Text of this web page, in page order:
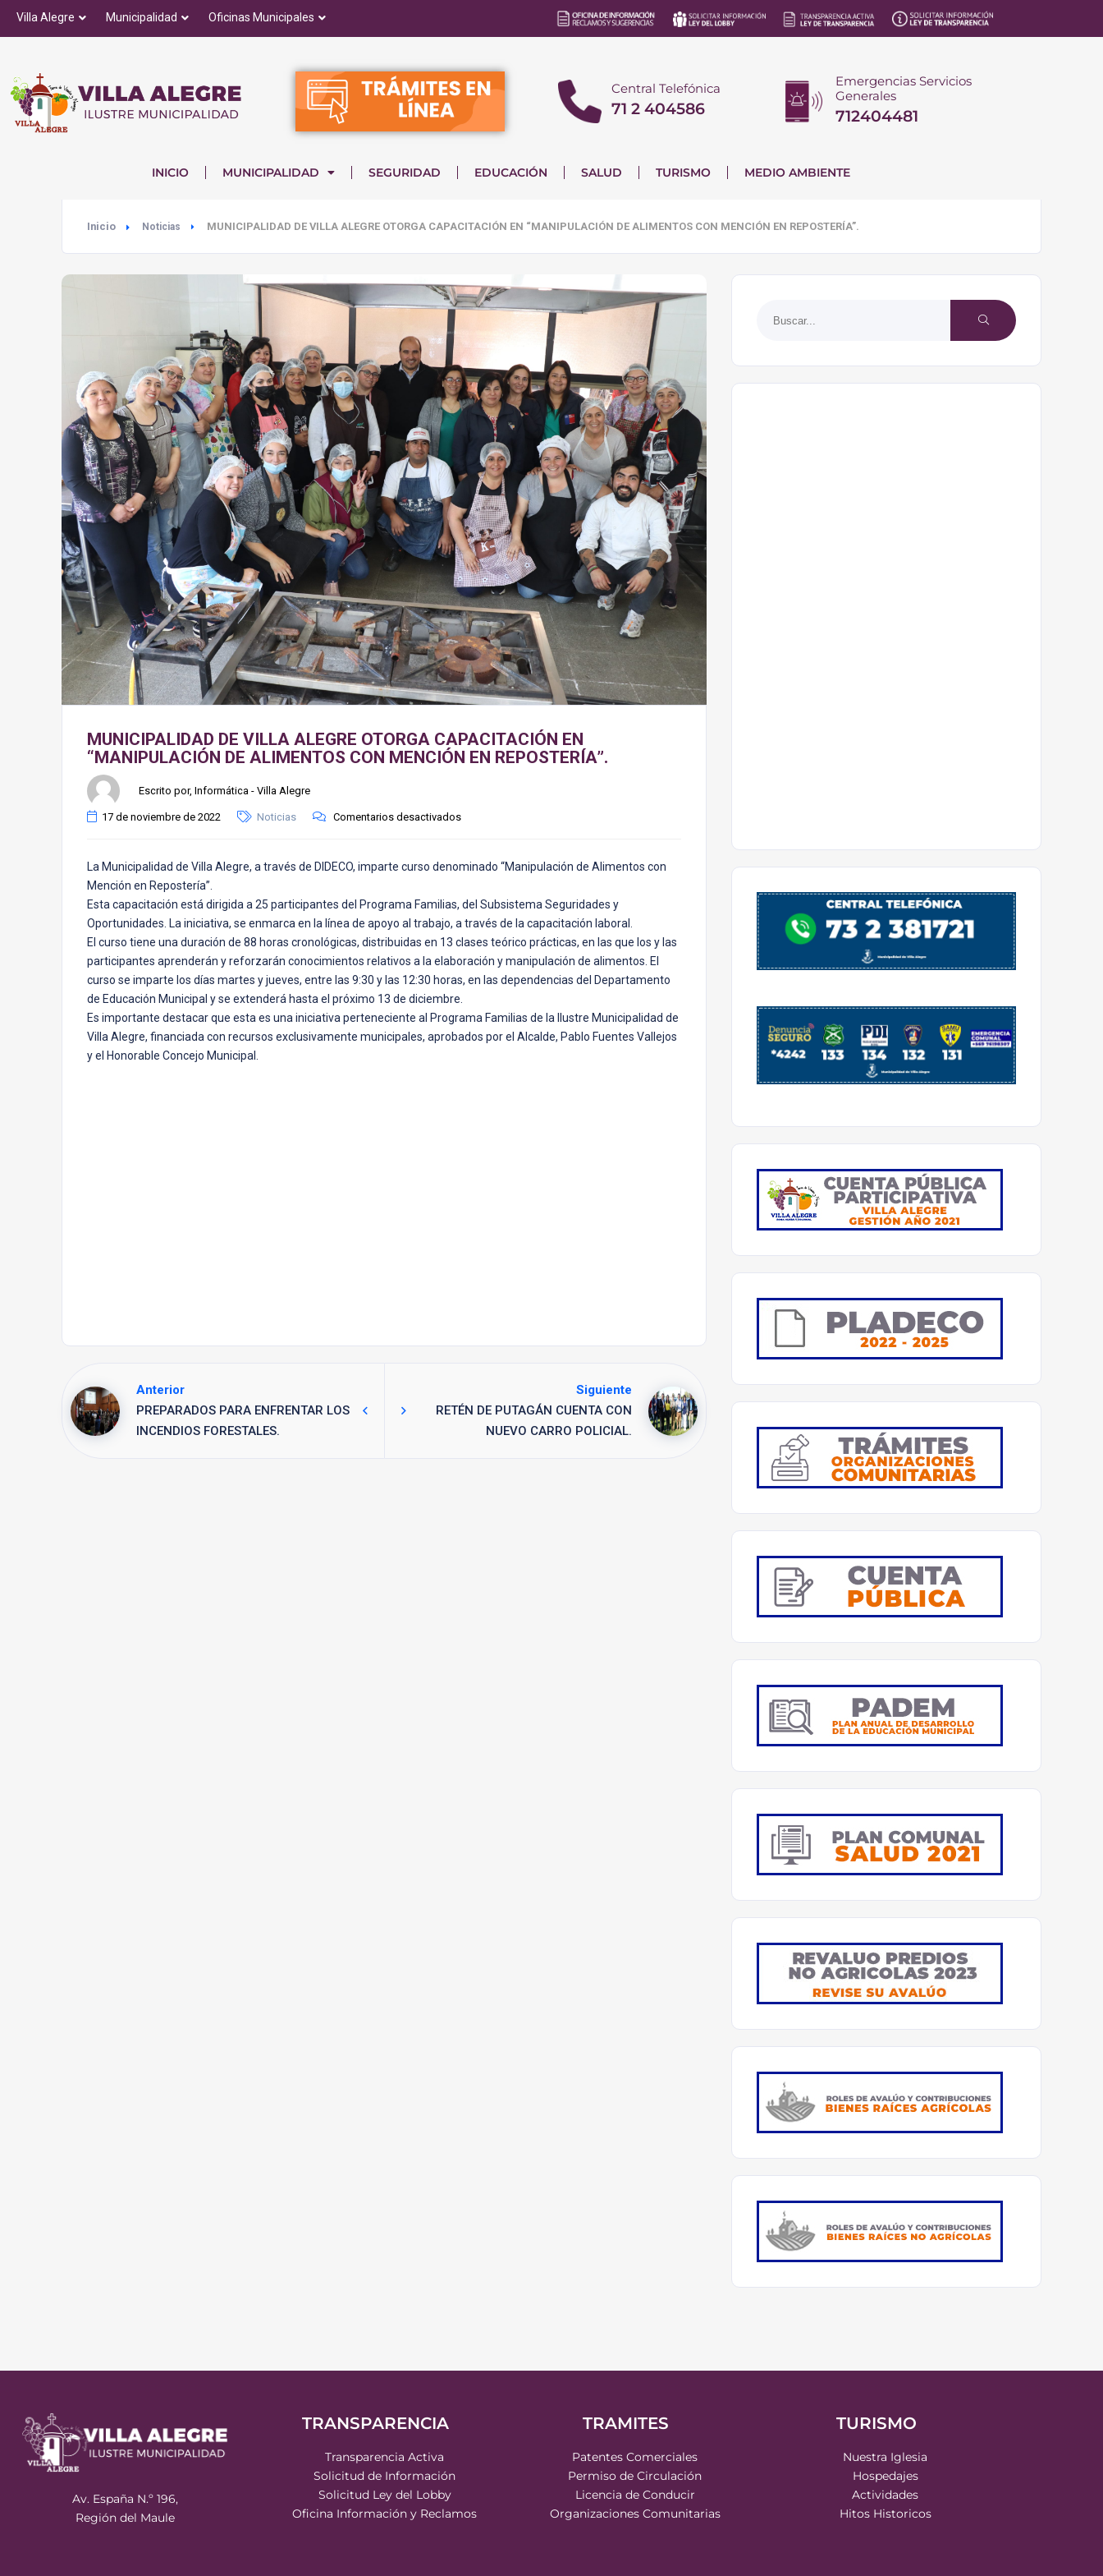
Villa Alegre Municipalidad Oficinas Municipales
Central Telefónica
71 2 404586
Emergencias Servicios
Generales
712404481
INICIO MUNICIPALIDAD SEGURIDAD EDUCACIÓN SALUD TURISMO MEDIO AMBIENTE
Inicio Noticias MUNICIPALIDAD DE VILLA ALEGRE OTORGA CAPACITACIÓN EN “MANIPULACIÓN DE ALIMENTOS CON MENCIÓN EN REPOSTERÍA”.
MUNICIPALIDAD DE VILLA ALEGRE OTORGA CAPACITACIÓN EN
“MANIPULACIÓN DE ALIMENTOS CON MENCIÓN EN REPOSTERÍA”.
Escrito por, Informática - Villa Alegre
17 de noviembre de 2022 Noticias Comentarios desactivados
La Municipalidad de Villa Alegre, a través de DIDECO, imparte curso denominado “Manipulación de Alimentos con
Mención en Repostería”.
Esta capacitación está dirigida a 25 participantes del Programa Familias, del Subsistema Seguridades y
Oportunidades. La iniciativa, se enmarca en la línea de apoyo al trabajo, a través de la capacitación laboral.
El curso tiene una duración de 88 horas cronológicas, distribuidas en 13 clases teórico prácticas, en las que los y las
participantes aprenderán y reforzarán conocimientos relativos a la elaboración y manipulación de alimentos. El
curso se imparte los días martes y jueves, entre las 9:30 y las 12:30 horas, en las dependencias del Departamento
de Educación Municipal y se extenderá hasta el próximo 13 de diciembre.
Es importante destacar que esta es una iniciativa perteneciente al Programa Familias de la Ilustre Municipalidad de
Villa Alegre, financiada con recursos exclusivamente municipales, aprobados por el Alcalde, Pablo Fuentes Vallejos
y el Honorable Concejo Municipal.
Anterior
PREPARADOS PARA ENFRENTAR LOS
INCENDIOS FORESTALES.
Siguiente
RETÉN DE PUTAGÁN CUENTA CON
NUEVO CARRO POLICIAL.
Av. España N.º 196,
Región del Maule
TRANSPARENCIA
Transparencia Activa
Solicitud de Información
Solicitud Ley del Lobby
Oficina Información y Reclamos
TRAMITES
Patentes Comerciales
Permiso de Circulación
Licencia de Conducir
Organizaciones Comunitarias
TURISMO
Nuestra Iglesia
Hospedajes
Actividades
Hitos Historicos